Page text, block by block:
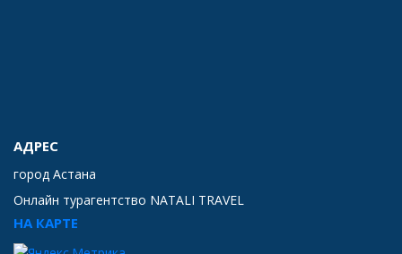
АДРЕС
город Астана
Онлайн турагентство NATALI TRAVEL
НА КАРТЕ